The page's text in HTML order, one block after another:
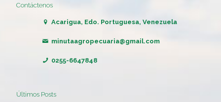
Contáctenos
Acarigua, Edo. Portuguesa, Venezuela
minutaagropecuaria@gmail.com
0255-6647848
Últimos Posts